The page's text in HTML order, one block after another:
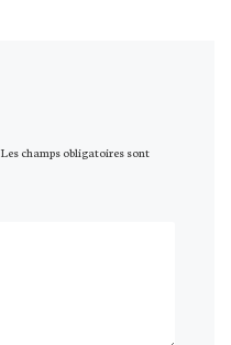
Les champs obligatoires sont